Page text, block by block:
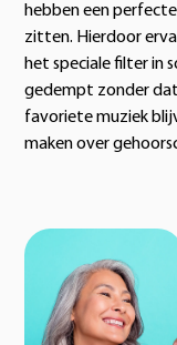
hebben een
zitten. Hierdoor
het speciale filter in
gedempt zonder
favoriete muziek
maken over